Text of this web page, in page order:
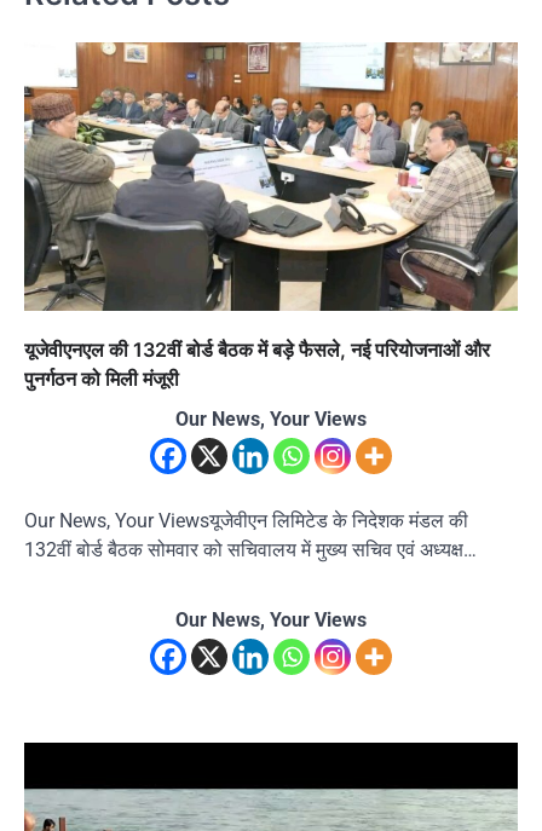
यूजेवीएनएल की 132वीं बोर्ड बैठक में बड़े फैसले, नई परियोजनाओं और
पुनर्गठन को मिली मंजूरी
Our News, Your Views
Our News, Your Viewsयूजेवीएन लिमिटेड के निदेशक मंडल की
132वीं बोर्ड बैठक सोमवार को सचिवालय में मुख्य सचिव एवं अध्यक्ष…
Our News, Your Views